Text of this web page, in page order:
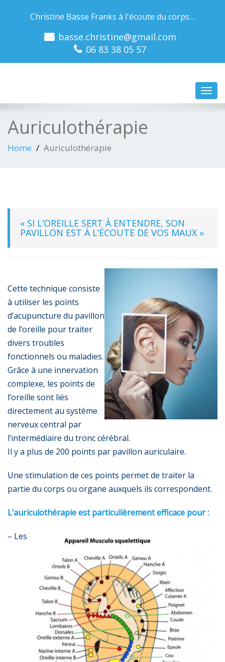
Christine Basse Franks à l'écoute du corps…
basse.christine@gmail.com
06 83 38 05 57
Auriculothérapie
Home Auriculothérapie
« SI L’OREILLE SERT À ENTENDRE, SON
PAVILLON EST À L’ÉCOUTE DE VOS MAUX »
Cette technique consiste
à utiliser les points
d’acupuncture du pavillon
de l’oreille pour traiter
divers troubles
fonctionnels ou maladies.
Grâce à une innervation
complexe, les points de
l’oreille sont liés
directement au système
nerveux central par
l’intermédiaire du tronc cérébral.
Il y a plus de 200 points par pavillon auriculaire.
Une stimulation de ces points permet de traiter la
partie du corps ou organe auxquels ils correspondent.
L’auriculothérapie est particulièrement efficace pour :
– Les